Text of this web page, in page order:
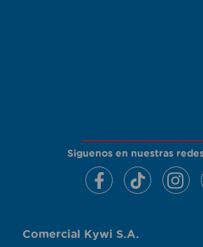
Siguenos en nuestras
Comercial Kywi S.A.